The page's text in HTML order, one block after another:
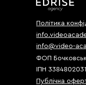
Політика
ФОП
ІПН 3384802031
info@video-
Публічна